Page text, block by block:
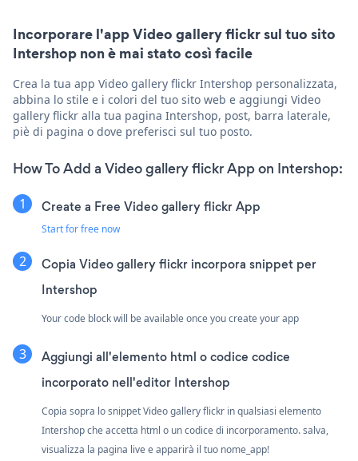
Incorporare l'app Video gallery flickr sul tuo sito
Intershop non è mai stato così facile
Crea la tua app Video gallery flickr Intershop personalizzata,
abbina lo stile e i colori del tuo sito web e aggiungi Video
gallery flickr alla tua pagina Intershop, post, barra laterale,
piè di pagina o dove preferisci sul tuo posto.
How To Add a Video gallery flickr App on Intershop:
Create a Free Video gallery flickr App
Start for free now
Copia Video gallery flickr incorpora snippet per
Intershop
Your code block will be available once you create your app
Aggiungi all'elemento html o codice codice
incorporato nell'editor Intershop
Copia sopra lo snippet Video gallery flickr in qualsiasi elemento
Intershop che accetta html o un codice di incorporamento. salva,
visualizza la pagina live e apparirà il tuo nome_app!